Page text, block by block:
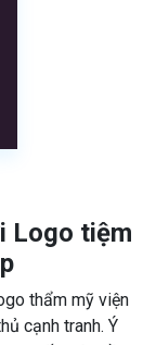
Logo tiệm
thẩm mỹ viện
cạnh tranh. Ý